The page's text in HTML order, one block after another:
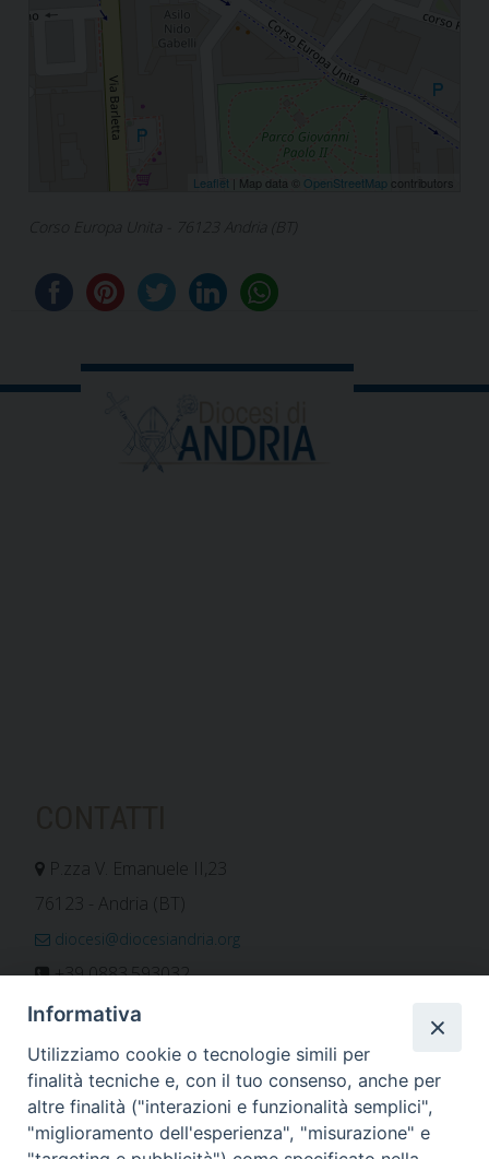
Leaflet | Map data © OpenStreetMap contributors
Corso Europa Unita - 76123 Andria (BT)
P.zza V. Emanuele II,23
76123 - Andria (BT)
diocesi@diocesiandria.org
+39 0883.593032
+39 0883.592596
ORARIO E CALENDARI
Orari uffici
Calendario diocesano
Informativa
Utilizziamo cookie o tecnologie simili per
finalità tecniche e, con il tuo consenso, anche per
altre finalità ("interazioni e funzionalità semplici",
"miglioramento dell'esperienza", "misurazione" e